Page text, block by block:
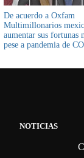
De acuerdo a Oxfam
Multimillonarios
aumentar sus fortunas
pese a pandemia de
NOTICIAS